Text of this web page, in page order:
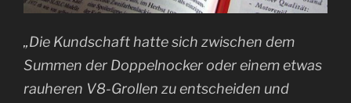
„Die Kundschaft hatte sich zwischen dem
Summen der Doppelnocker oder einem etwas
rauheren V8-Grollen zu entscheiden und